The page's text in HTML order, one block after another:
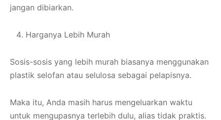
jangan dibiarkan.
Harganya Lebih Murah
Sosis-sosis yang lebih murah biasanya menggunakan
plastik selofan atau selulosa sebagai pelapisnya.
Maka itu, Anda masih harus mengeluarkan waktu
untuk mengupasnya terlebih dulu, alias tidak praktis.